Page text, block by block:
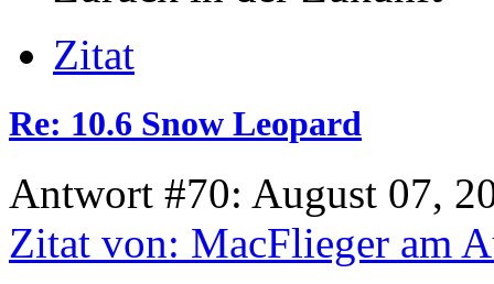
Zitat
Re: 10.6 Snow Leopard
Antwort #70: August 07,
Zitat von: MacFlieger am